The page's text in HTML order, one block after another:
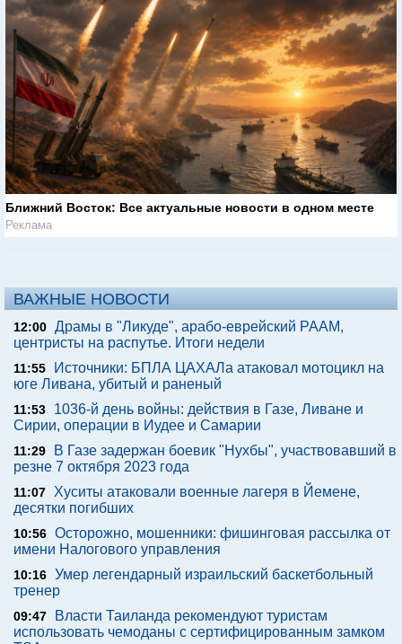
Ближний Восток: Все актуальные новости в одном месте
Реклама
ВАЖНЫЕ НОВОСТИ
12:00 Драмы в "Ликуде", арабо-еврейский РААМ,
центристы на распутье. Итоги недели
11:55
Источники: БПЛА ЦАХАЛа атаковал мотоцикл на
юге Ливана, убитый и раненый
11:53
1036-й день войны: действия в Газе, Ливане и
Сирии, операции в Иудее и Самарии
11:29
В Газе задержан боевик "Нухбы", участвовавший в
резне 7 октября 2023 года
11:07 Хуситы атаковали военные лагеря в Йемене,
десятки погибших
10:56 Осторожно, мошенники: фишинговая рассылка от
имени Налогового управления
10:16 Умер легендарный израильский баскетбольный
тренер
09:47
Власти Таиланда рекомендуют туристам
использовать чемоданы с сертифицированным замком